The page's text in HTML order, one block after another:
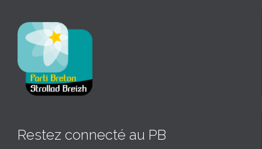
Restez connecté au PB